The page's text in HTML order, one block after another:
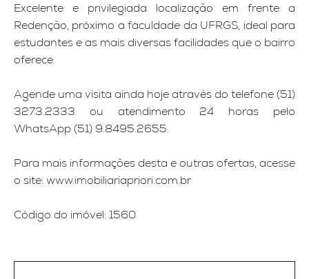
Excelente e privilegiada localização em frente a
Redenção, próximo a faculdade da UFRGS, ideal para
estudantes e as mais diversas facilidades que o bairro
oferece.
Agende uma visita ainda hoje através do telefone (51)
3273.2333 ou atendimento 24 horas pelo
WhatsApp (51) 9.8495.2655.
Para mais informações desta e outras ofertas, acesse
o site: www.imobiliariapriori.com.br
Código do imóvel: 1560